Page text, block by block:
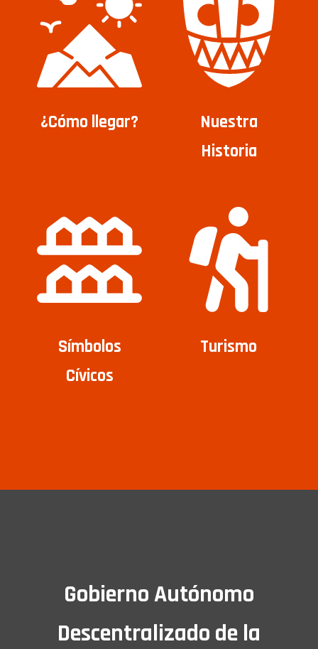
¿Cómo llegar?
Nuestra
Historia
Símbolos
Cívicos
Turismo
Gobierno Autónomo
Descentralizado de la